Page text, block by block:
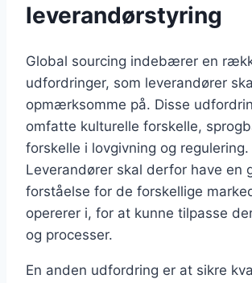
leverandørstyring
Global sourcing indebærer en
udfordringer, som leverandører
opmærksomme på. Disse
omfatte kulturelle forskelle,
forskelle i lovgivning og regulering.
Leverandører skal derfor have en
forståelse for de forskellige
opererer i, for at kunne tilpasse
og processer.
En anden udfordring er at sikre